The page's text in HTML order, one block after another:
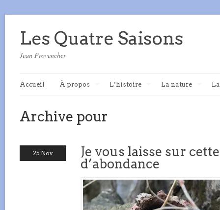
Les Quatre Saisons
Jean Provencher
Accueil À propos L’histoire La nature
Archive pour
25 Nov
Je vous laisse sur
d’abondance